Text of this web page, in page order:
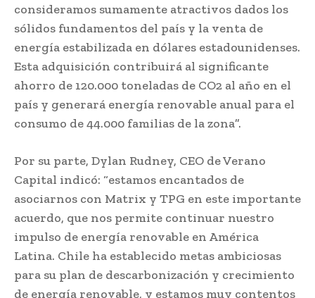
consideramos sumamente atractivos dados los
sólidos fundamentos del país y la venta de
energía estabilizada en dólares estadounidenses.
Esta adquisición contribuirá al significante
ahorro de 120.000 toneladas de CO2 al año en el
país y generará energía renovable anual para el
consumo de 44.000 familias de la zona”.
Por su parte, Dylan Rudney, CEO de Verano
Capital indicó: “estamos encantados de
asociarnos con Matrix y TPG en este importante
acuerdo, que nos permite continuar nuestro
impulso de energía renovable en América
Latina. Chile ha establecido metas ambiciosas
para su plan de descarbonización y crecimiento
de energía renovable, y estamos muy contentos